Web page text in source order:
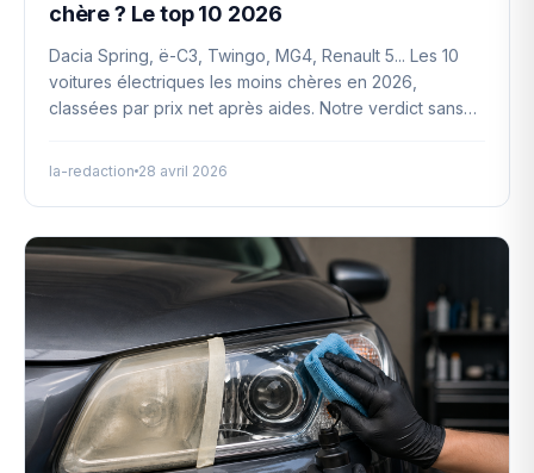
chère ? Le top 10 2026
Dacia Spring, ë-C3, Twingo, MG4, Renault 5... Les 10
voitures électriques les moins chères en 2026,
classées par prix net après aides. Notre verdict sans
la-redaction 28 avril 2026